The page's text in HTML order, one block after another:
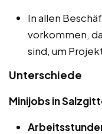
In allen
vorkommen,
sind, um
Unterschiede
Minijobs in